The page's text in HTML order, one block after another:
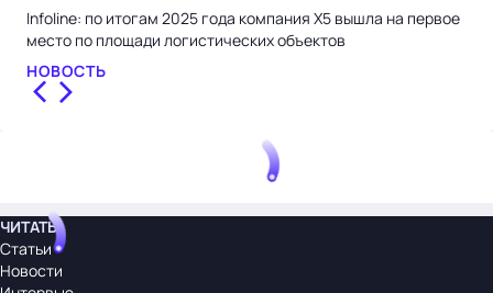
Infoline: по итогам 2025 года компания X5 вышла на первое
место по площади логистических объектов
НОВОСТЬ
ЧИТАТЬ
Статьи
Новости